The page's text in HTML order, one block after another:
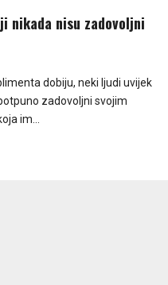
nikada nisu zadovoljni
dobiju, neki ljudi uvijek
zadovoljni svojim
im...